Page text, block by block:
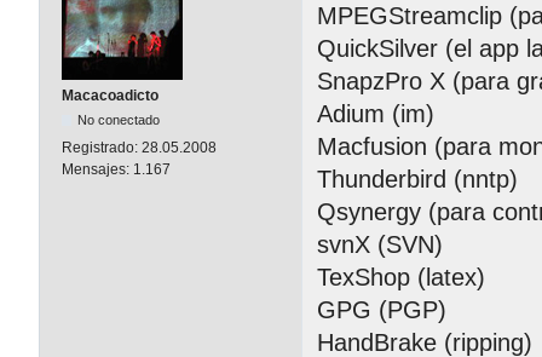
Macacoadicto
No conectado
Registrado: 28.05.2008
Mensajes: 1.167
MPEGStreamclip
QuickSilver (el app
SnapzPro X (para
Adium (im)
Macfusion (para
Thunderbird (nntp)
Qsynergy (para
svnX (SVN)
TexShop (latex)
GPG (PGP)
HandBrake (ripping)